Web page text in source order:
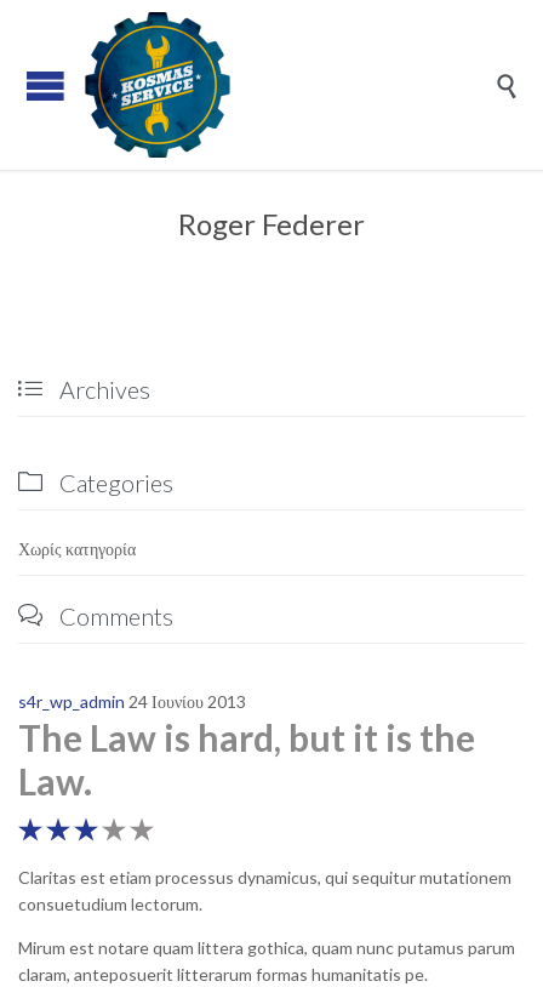

Roger Federer
 Archives
 Categories
Χωρίς κατηγορία
 Comments
s4r_wp_admin 24 Ιουνίου 2013
The Law is hard, but it is the
Law.

Claritas est etiam processus dynamicus, qui sequitur mutationem
consuetudium lectorum.
Mirum est notare quam littera gothica, quam nunc putamus parum
claram, anteposuerit litterarum formas humanitatis pe.